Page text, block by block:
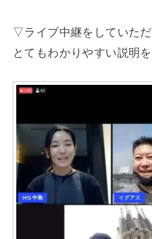
▽ライブ中継をしていただ
とてもわかりやすい説明